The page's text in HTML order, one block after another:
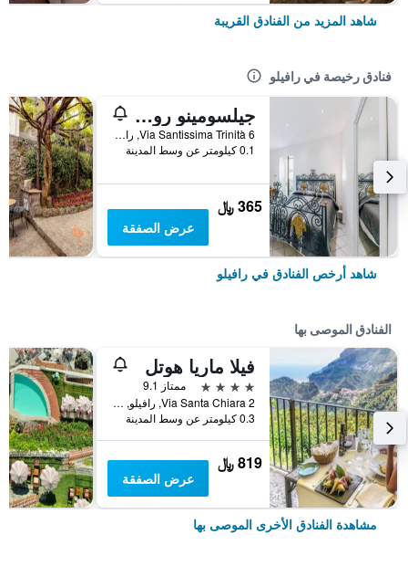
شاهد المزيد من الفنادق القريبة
فنادق رخيصة في رافيلو
جيلسومينو روومز
Via Santissima Trinità 6, رافيلو, مقاطعة ساليرنو, إيطاليا
0.1 كيلومتر عن وسط المدينة
365 ﷼
عرض الصفقة
شاهد أرخص الفنادق في رافيلو
الفنادق الموصى بها
فيلا ماريا هوتل
4 نجوم
ممتاز 9.1
Via Santa Chiara 2, رافيلو, مقاطعة ساليرنو, إيطاليا
0.3 كيلومتر عن وسط المدينة
819 ﷼
عرض الصفقة
مشاهدة الفنادق الأخرى الموصى بها